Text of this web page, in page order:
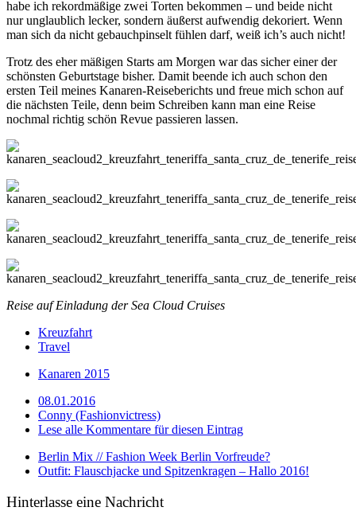
habe ich rekordmäßige zwei Torten bekommen – und beide nicht
nur unglaublich lecker, sondern äußerst aufwendig dekoriert. Wenn
man sich da nicht gebauchpinselt fühlen darf, weiß ich’s auch nicht!
Trotz des eher mäßigen Starts am Morgen war das sicher einer der
schönsten Geburtstage bisher. Damit beende ich auch schon den
ersten Teil meines Kanaren-Reiseberichts und freue mich schon auf
die nächsten Teile, denn beim Schreiben kann man eine Reise
nochmal richtig schön Revue passieren lassen.
Reise auf Einladung der Sea Cloud Cruises
Kreuzfahrt
Travel
Kanaren 2015
08.01.2016
Conny (Fashionvictress)
Lese alle Kommentare für diesen Eintrag
Berlin Mix // Fashion Week Berlin Vorfreude?
Outfit: Flauschjacke und Spitzenkragen – Hallo 2016!
Hinterlasse eine Nachricht